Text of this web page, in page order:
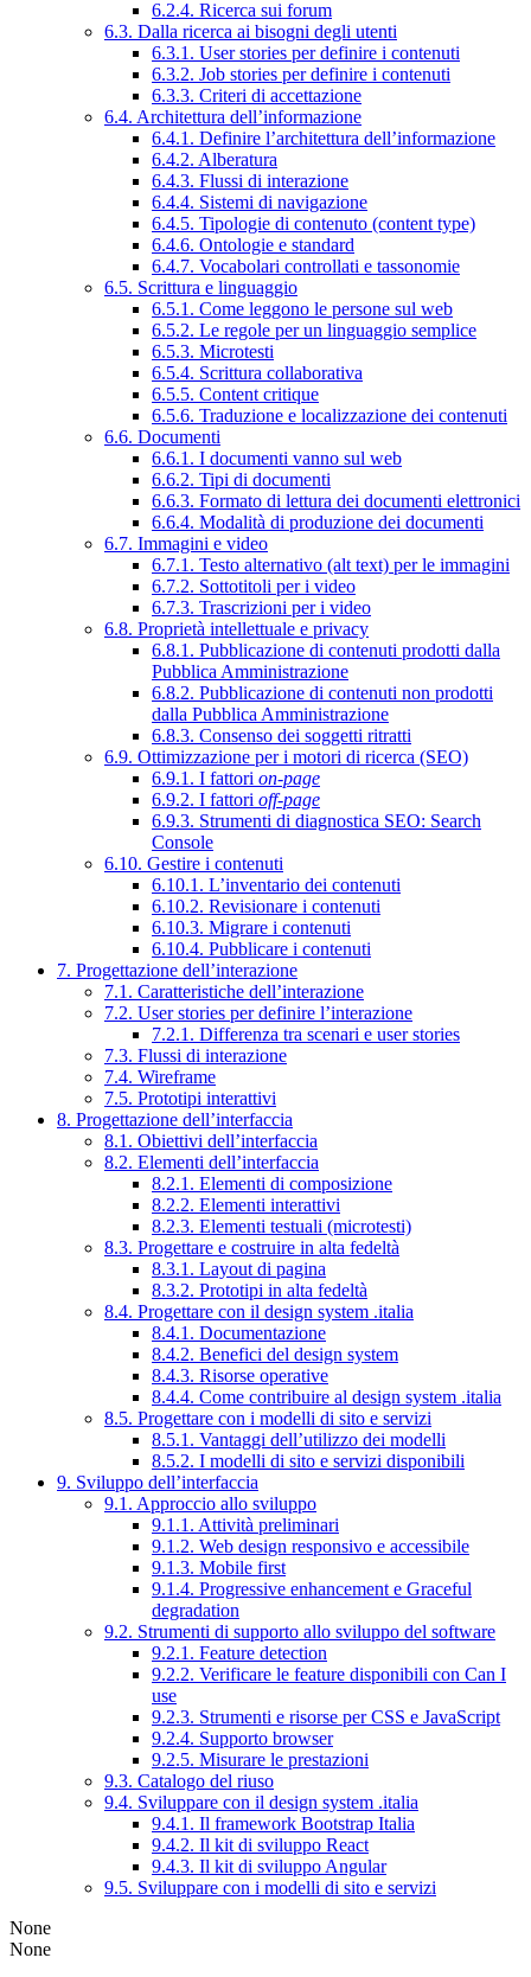
6.2.4. Ricerca sui forum
6.3. Dalla ricerca ai bisogni degli utenti
6.3.1. User stories per definire i contenuti
6.3.2. Job stories per definire i contenuti
6.3.3. Criteri di accettazione
6.4. Architettura dell’informazione
6.4.1. Definire l’architettura dell’informazione
6.4.2. Alberatura
6.4.3. Flussi di interazione
6.4.4. Sistemi di navigazione
6.4.5. Tipologie di contenuto (content type)
6.4.6. Ontologie e standard
6.4.7. Vocabolari controllati e tassonomie
6.5. Scrittura e linguaggio
6.5.1. Come leggono le persone sul web
6.5.2. Le regole per un linguaggio semplice
6.5.3. Microtesti
6.5.4. Scrittura collaborativa
6.5.5. Content critique
6.5.6. Traduzione e localizzazione dei contenuti
6.6. Documenti
6.6.1. I documenti vanno sul web
6.6.2. Tipi di documenti
6.6.3. Formato di lettura dei documenti elettronici
6.6.4. Modalità di produzione dei documenti
6.7. Immagini e video
6.7.1. Testo alternativo (alt text) per le immagini
6.7.2. Sottotitoli per i video
6.7.3. Trascrizioni per i video
6.8. Proprietà intellettuale e privacy
6.8.1. Pubblicazione di contenuti prodotti dalla
Pubblica Amministrazione
6.8.2. Pubblicazione di contenuti non prodotti
dalla Pubblica Amministrazione
6.8.3. Consenso dei soggetti ritratti
6.9. Ottimizzazione per i motori di ricerca (SEO)
6.9.1. I fattori on-page
6.9.2. I fattori off-page
6.9.3. Strumenti di diagnostica SEO: Search
Console
6.10. Gestire i contenuti
6.10.1. L’inventario dei contenuti
6.10.2. Revisionare i contenuti
6.10.3. Migrare i contenuti
6.10.4. Pubblicare i contenuti
7. Progettazione dell’interazione
7.1. Caratteristiche dell’interazione
7.2. User stories per definire l’interazione
7.2.1. Differenza tra scenari e user stories
7.3. Flussi di interazione
7.4. Wireframe
7.5. Prototipi interattivi
8. Progettazione dell’interfaccia
8.1. Obiettivi dell’interfaccia
8.2. Elementi dell’interfaccia
8.2.1. Elementi di composizione
8.2.2. Elementi interattivi
8.2.3. Elementi testuali (microtesti)
8.3. Progettare e costruire in alta fedeltà
8.3.1. Layout di pagina
8.3.2. Prototipi in alta fedeltà
8.4. Progettare con il design system .italia
8.4.1. Documentazione
8.4.2. Benefici del design system
8.4.3. Risorse operative
8.4.4. Come contribuire al design system .italia
8.5. Progettare con i modelli di sito e servizi
8.5.1. Vantaggi dell’utilizzo dei modelli
8.5.2. I modelli di sito e servizi disponibili
9. Sviluppo dell’interfaccia
9.1. Approccio allo sviluppo
9.1.1. Attività preliminari
9.1.2. Web design responsivo e accessibile
9.1.3. Mobile first
9.1.4. Progressive enhancement e Graceful
degradation
9.2. Strumenti di supporto allo sviluppo del software
9.2.1. Feature detection
9.2.2. Verificare le feature disponibili con Can I
use
9.2.3. Strumenti e risorse per CSS e JavaScript
9.2.4. Supporto browser
9.2.5. Misurare le prestazioni
9.3. Catalogo del riuso
9.4. Sviluppare con il design system .italia
9.4.1. Il framework Bootstrap Italia
9.4.2. Il kit di sviluppo React
9.4.3. Il kit di sviluppo Angular
9.5. Sviluppare con i modelli di sito e servizi
None
None